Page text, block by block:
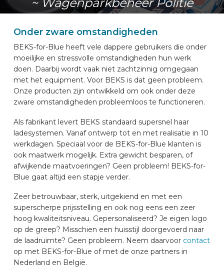
Onder zware omstandigheden
BEKS-for-Blue heeft vele dappere gebruikers die onder
moeilijke en stressvolle omstandigheden hun werk
doen. Daarbij wordt vaak niet zachtzinnig omgegaan
met het equipment. Voor BEKS is dat geen probleem.
Onze producten zijn ontwikkeld om ook onder deze
zware omstandigheden probleemloos te functioneren.
Als fabrikant levert BEKS standaard supersnel haar
ladesystemen. Vanaf ontwerp tot en met realisatie in 10
werkdagen. Speciaal voor de BEKS-for-Blue klanten is
ook maatwerk mogelijk. Extra gewicht besparen, of
afwijkende maatvoeringen? Geen probleem! BEKS-for-
Blue gaat altijd een stapje verder.
Zeer betrouwbaar, sterk, uitgekiend en met een
superscherpe prijsstelling en ook nog eens een zeer
hoog kwaliteitsniveau. Gepersonaliseerd? Je eigen logo
op de greep? Misschien een huisstijl doorgevoerd naar
de laadruimte? Geen probleem. Neem daarvoor contact
op met BEKS-for-Blue of met de onze partners in
Nederland en België.